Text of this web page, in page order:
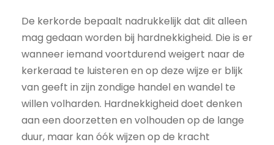
De kerkorde bepaalt nadrukkelijk dat dit alleen
mag gedaan worden bij hardnekkigheid. Die is er
wanneer iemand voortdurend weigert naar de
kerkeraad te luisteren en op deze wijze er blijk
van geeft in zijn zondige handel en wandel te
willen volharden. Hardnekkigheid doet denken
aan een doorzetten en volhouden op de lange
duur, maar kan óók wijzen op de kracht